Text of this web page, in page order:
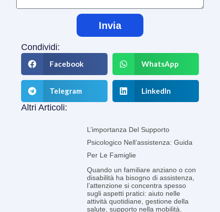
Invia
Condividi:
Facebook WhatsApp
Telegram LinkedIn
Altri Articoli:
L’importanza Del Supporto
Psicologico Nell’assistenza: Guida
Per Le Famiglie
Quando un familiare anziano o con
disabilità ha bisogno di assistenza,
l’attenzione si concentra spesso
sugli aspetti pratici: aiuto nelle
attività quotidiane, gestione della
salute, supporto nella mobilità.